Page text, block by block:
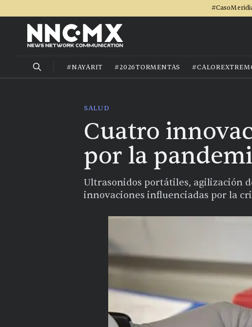
#NAYARIT #2026TORMENTAS
SALUD
Cuatro
por la
Ultrasonidos portátiles, agilización
innovaciones influenciadas por la